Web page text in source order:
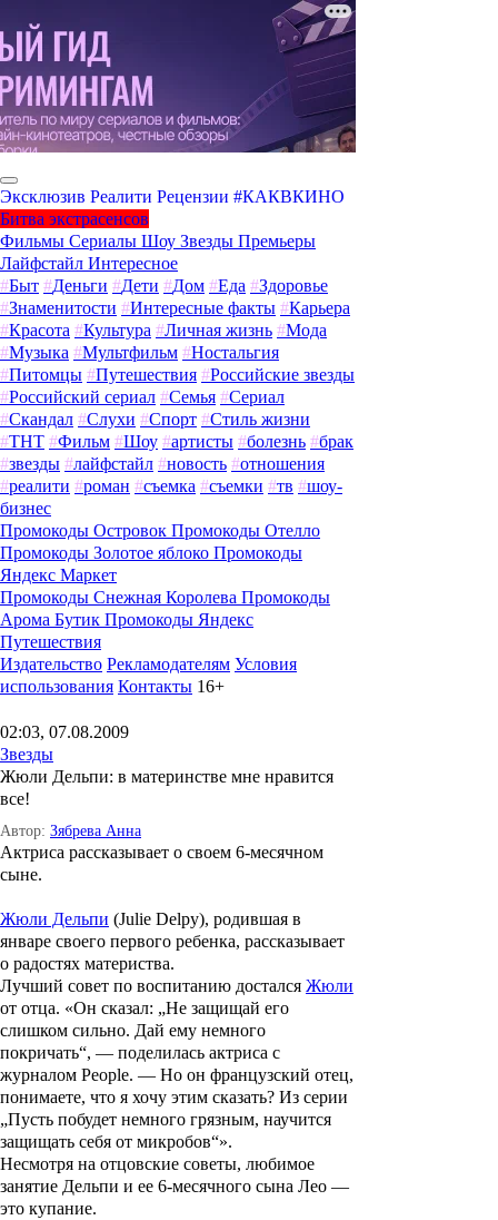
Эксклюзив Реалити Рецензии #КАКВКИНО
Битва экстрасенсов
Фильмы Сериалы Шоу Звезды Премьеры
Лайфстайл Интересное
#Быт #Деньги #Дети #Дом #Еда #Здоровье
#Знаменитости #Интересные факты #Карьера
#Красота #Культура #Личная жизнь #Мода
#Музыка #Мультфильм #Ностальгия
#Питомцы #Путешествия #Российские звезды
#Российский сериал #Семья #Сериал
#Скандал #Слухи #Спорт #Стиль жизни
#ТНТ #Фильм #Шоу #артисты #болезнь #брак
#звезды #лайфстайл #новость #отношения
#реалити #роман #съемка #съемки #тв #шоу-
бизнес
Промокоды Островок Промокоды Отелло
Промокоды Золотое яблоко Промокоды
Яндекс Маркет
Промокоды Снежная Королева Промокоды
Арома Бутик Промокоды Яндекс
Путешествия
Издательство Рекламодателям Условия
использования Контакты 16+
02:03, 07.08.2009
Звезды
Жюли Дельпи: в материнстве мне нравится
все!
Автор: Зябрева Анна
Актриса рассказывает о своем 6-месячном
сыне.
Жюли Дельпи (Julie Delpy), родившая в
январе своего первого ребенка, рассказывает
о радостях материства.
Лучший совет по воспитанию достался Жюли
от отца. «Он сказал: „Не защищай его
слишком сильно. Дай ему немного
покричать“, — поделилась актриса с
журналом People. — Но он французский отец,
понимаете, что я хочу этим сказать? Из серии
„Пусть побудет немного грязным, научится
защищать себя от микробов“».
Несмотря на отцовские советы, любимое
занятие Дельпи и ее 6-месячного сына Лео —
это купание.